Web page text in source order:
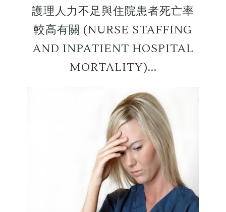
護理人力不足與住院患者死亡率
較高有關 (NURSE STAFFING
AND INPATIENT HOSPITAL
MORTALITY)...